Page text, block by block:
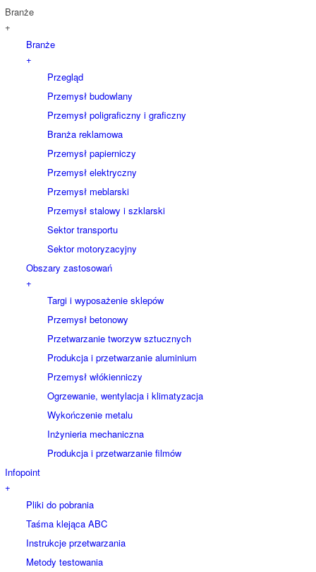
Branże
+
Branże
+
Przegląd
Przemysł budowlany
Przemysł poligraficzny i graficzny
Branża reklamowa
Przemysł papierniczy
Przemysł elektryczny
Przemysł meblarski
Przemysł stalowy i szklarski
Sektor transportu
Sektor motoryzacyjny
Obszary zastosowań
+
Targi i wyposażenie sklepów
Przemysł betonowy
Przetwarzanie tworzyw sztucznych
Produkcja i przetwarzanie aluminium
Przemysł włókienniczy
Ogrzewanie, wentylacja i klimatyzacja
Wykończenie metalu
Inżynieria mechaniczna
Produkcja i przetwarzanie filmów
Infopoint
+
Pliki do pobrania
Taśma klejąca ABC
Instrukcje przetwarzania
Metody testowania